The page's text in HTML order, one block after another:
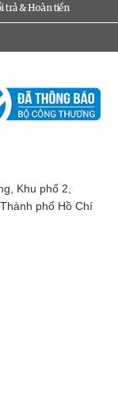
trả & Hoàn tiền
Khu phố 2,
phố Hồ Chí